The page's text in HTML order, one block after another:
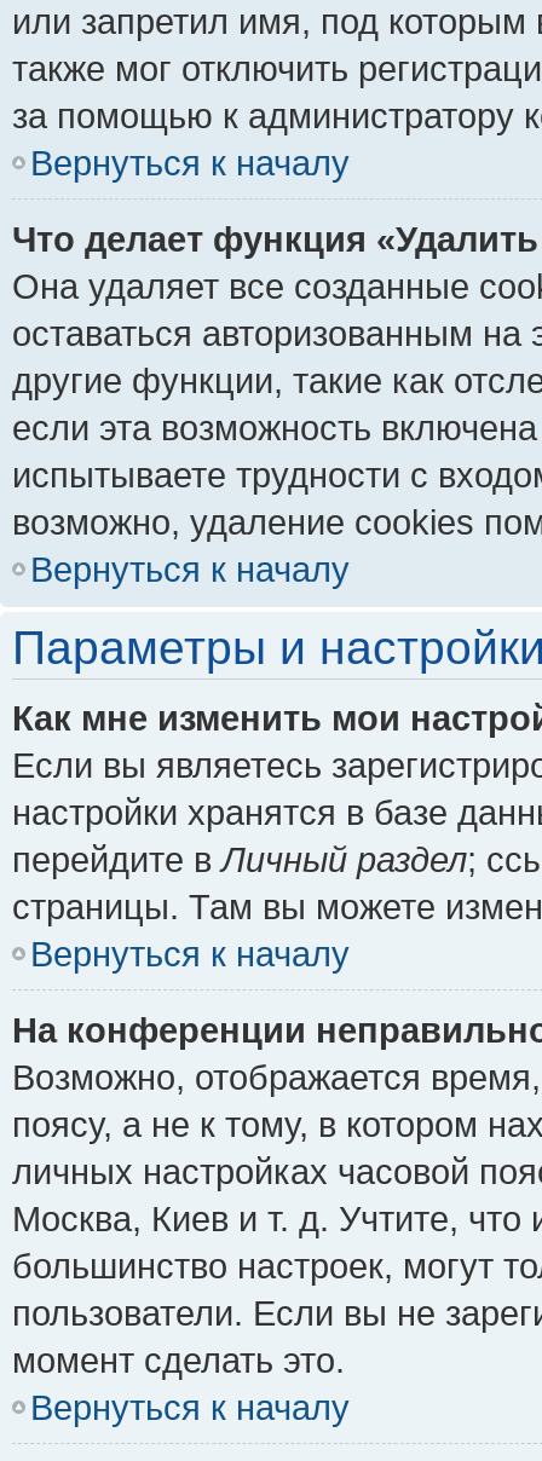
или запретил имя, под которым
также мог отключить
за помощью к администратору
Вернуться к началу
Что делает функция
Она удаляет все созданные
оставаться авторизованным
другие функции, такие как
если эта возможность
испытываете трудности с
возможно, удаление cookies
Вернуться к началу
Параметры и
Как мне изменить мои
Если вы являетесь
настройки хранятся в базе
перейдите вЛичный раздел;
страницы. Там вы можете
Вернуться к началу
На конференции
Возможно, отображается
поясу, а не к тому, в котором
личных настройках часовой
Москва, Киев и т. д. Учтите, что
большинство настроек, могут
пользователи. Если вы не
момент сделать это.
Вернуться к началу